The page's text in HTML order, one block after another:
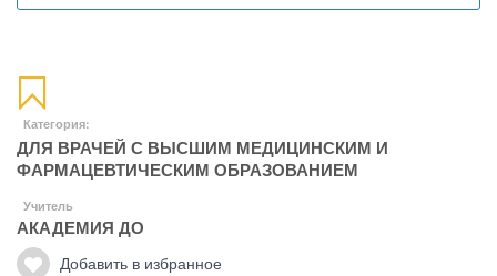
Категория:
ДЛЯ ВРАЧЕЙ С ВЫСШИМ МЕДИЦИНСКИМ И
ФАРМАЦЕВТИЧЕСКИМ ОБРАЗОВАНИЕМ
Учитель
АКАДЕМИЯ ДО
Добавить в избранное